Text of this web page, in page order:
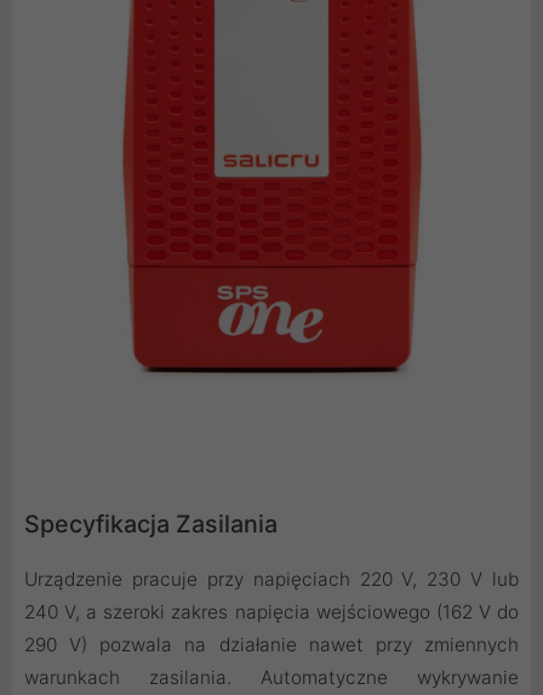
Specyfikacja Zasilania
Urządzenie pracuje przy napięciach 220 V, 230 V lub
240 V, a szeroki zakres napięcia wejściowego (162 V do
290 V) pozwala na działanie nawet przy zmiennych
warunkach zasilania. Automatyczne wykrywanie